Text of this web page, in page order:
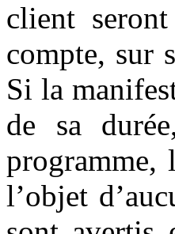
client
compte, sur
Si la
de sa
programme,
l’objet